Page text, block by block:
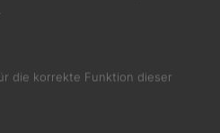
Brombeerblatt & Apfel
die korrekte Funktion dieser